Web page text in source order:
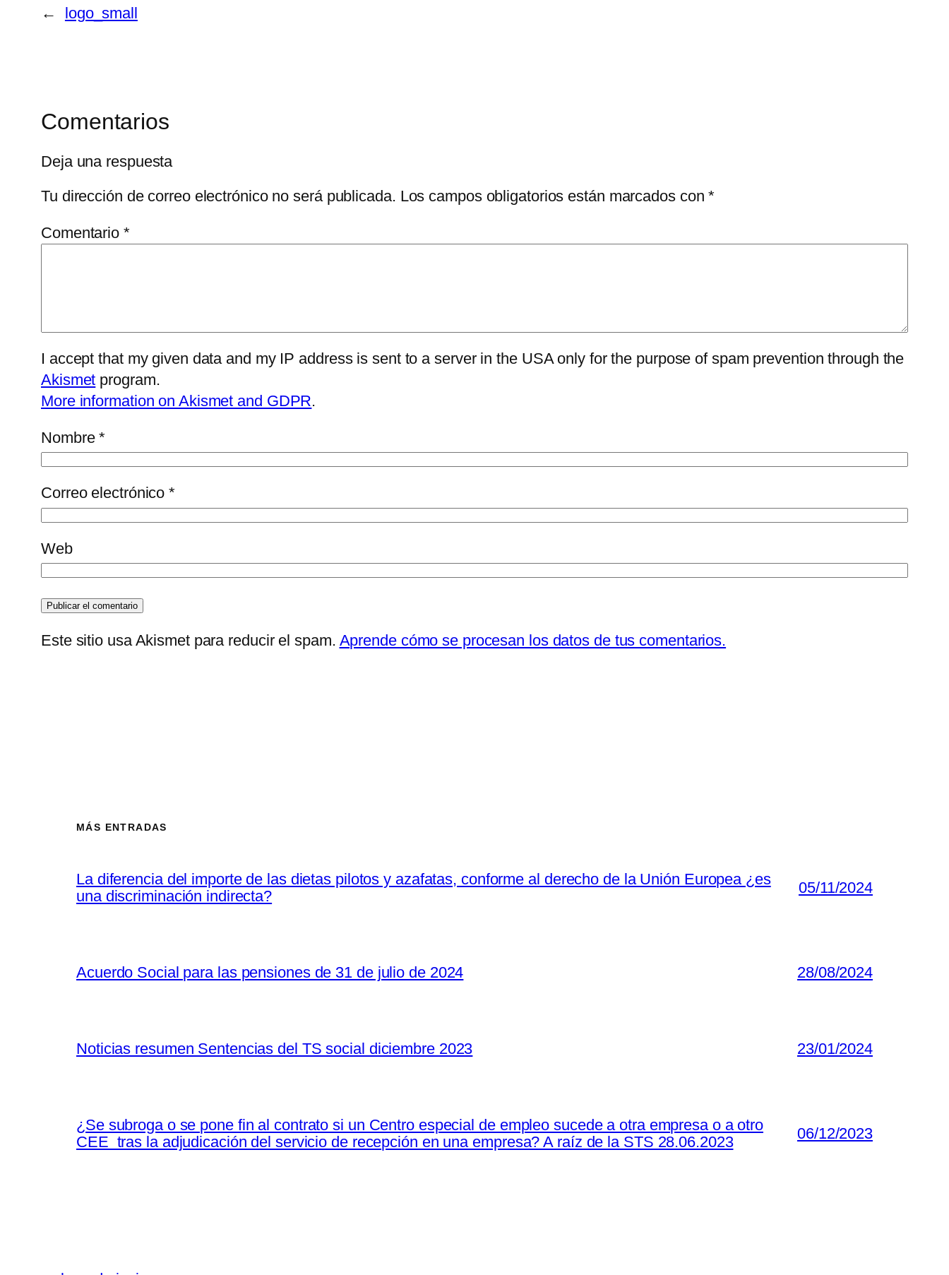
← logo_small
Comentarios
Deja una respuesta
Tu dirección de correo electrónico no será publicada. Los campos obligatorios están marcados con*
Comentario *
I accept that my given data and my IP address is sent to a server in the USA only for the purpose of spam prevention through the
Akismet program.
More information on Akismet and GDPR.
Nombre*
Correo electrónico*
Web
Este sitio usa Akismet para reducir el spam. Aprende cómo se procesan los datos de tus comentarios.
MÁS ENTRADAS
La diferencia del importe de las dietas pilotos y azafatas, conforme al derecho de la Unión Europea ¿es
una discriminación indirecta?
05/11/2024
Acuerdo Social para las pensiones de 31 de julio de 2024 28/08/2024
Noticias resumen Sentencias del TS social diciembre 2023 23/01/2024
¿Se subroga o se pone fin al contrato si un Centro especial de empleo sucede a otra empresa o a otro
CEE tras la adjudicación del servicio de recepción en una empresa? A raíz de la STS 28.06.2023
06/12/2023